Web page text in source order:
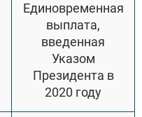
Единовременная
выплата,
введенная
Указом
Президента в
2020 году